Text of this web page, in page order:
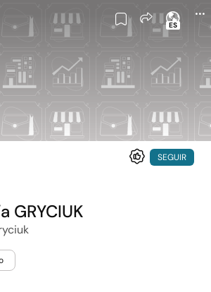
ES
SEGUIR
GRYCIUK